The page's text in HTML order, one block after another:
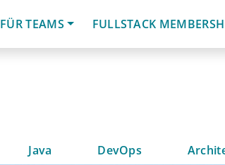
FÜR TEAMS
FULLSTACK
Java DevOps